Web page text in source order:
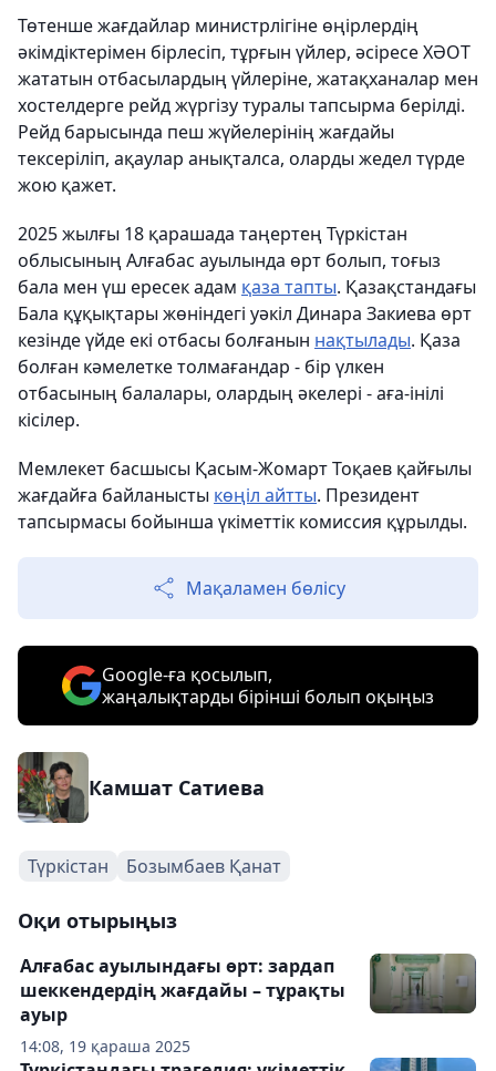
Төтенше жағдайлар министрлігіне өңірлердің
әкімдіктерімен бірлесіп, тұрғын үйлер, әсіресе ХӘОТ
жататын отбасылардың үйлеріне, жатақханалар мен
хостелдерге рейд жүргізу туралы тапсырма берілді.
Рейд барысында пеш жүйелерінің жағдайы
тексеріліп, ақаулар анықталса, оларды жедел түрде
жою қажет.
2025 жылғы 18 қарашада таңертең Түркістан
облысының Алғабас ауылында өрт болып, тоғыз
бала мен үш ересек адам қаза тапты. Қазақстандағы
Бала құқықтары жөніндегі уәкіл Динара Закиева өрт
кезінде үйде екі отбасы болғанын нақтылады. Қаза
болған кәмелетке толмағандар - бір үлкен
отбасының балалары, олардың әкелері - аға-інілі
кісілер.
Мемлекет басшысы Қасым-Жомарт Тоқаев қайғылы
жағдайға байланысты көңіл айтты. Президент
тапсырмасы бойынша үкіметтік комиссия құрылды.
Мақаламен бөлісу
Google-ға қосылып,
жаңалықтарды бірінші болып оқыңыз
Камшат Сатиева
Түркістан Бозымбаев Қанат
Оқи отырыңыз
14:08, 19 қараша 2025
Алғабас ауылындағы өрт: зардап
шеккендердің жағдайы – тұрақты
ауыр